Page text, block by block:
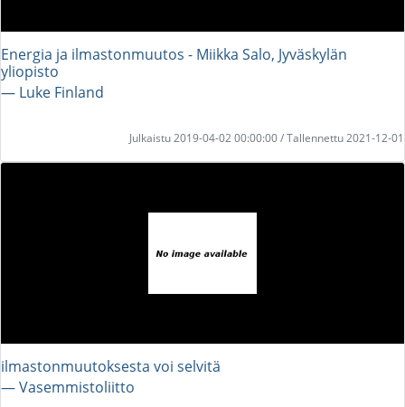
Energia ja ilmastonmuutos - Miikka Salo, Jyväskylän
yliopisto
― Luke Finland
Julkaistu 2019-04-02 00:00:00 / Tallennettu 2021-12-01
ilmastonmuutoksesta voi selvitä
― Vasemmistoliitto